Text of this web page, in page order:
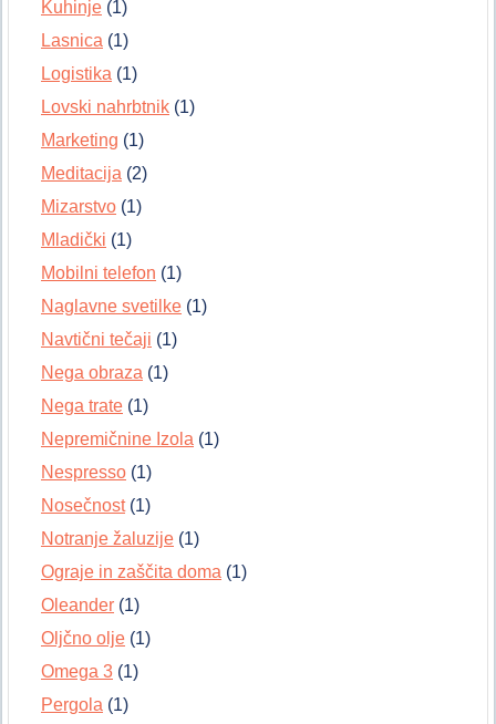
Kuhinje (1)
Lasnica (1)
Logistika (1)
Lovski nahrbtnik (1)
Marketing (1)
Meditacija (2)
Mizarstvo (1)
Mladički (1)
Mobilni telefon (1)
Naglavne svetilke (1)
Navtični tečaji (1)
Nega obraza (1)
Nega trate (1)
Nepremičnine Izola (1)
Nespresso (1)
Nosečnost(1)
Notranje žaluzije (1)
Ograje in zaščita doma (1)
Oleander (1)
Oljčno olje (1)
Omega 3 (1)
Pergola (1)